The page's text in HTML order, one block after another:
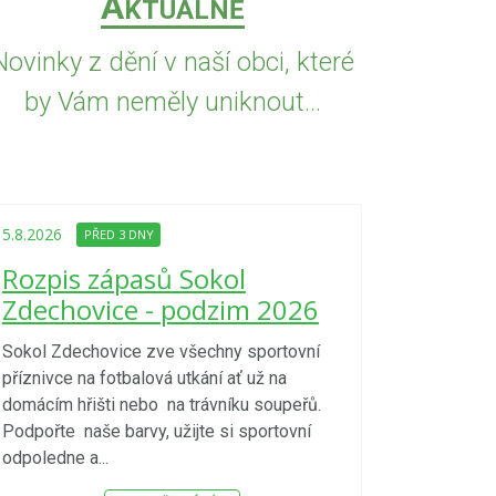
KTUÁLNĚ
z dění v naší obci, které
by Vám neměly uniknout...
5.8.2026 PŘED 3 DNY
Rozpis zápasů Sokol
Zdechovice - podzim 2026
Sokol Zdechovice zve všechny sportovní
příznivce na fotbalová utkání ať už na
domácím hřišti nebo na trávníku soupeřů.
Podpořte naše barvy, užijte si sportovní
odpoledne a...